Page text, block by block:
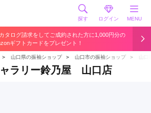
探す ログイン MENU
タログ請求をしてご成約された方に1,000円分の
ギフトカードをプレゼント！
＞ 山口県の振袖ショップ ＞ 山口市の振袖ショップ ＞
ラリー鈴乃屋 山口店